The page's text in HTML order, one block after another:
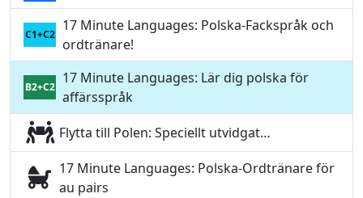
C1+C2
17 Minute Languages: Polska-Fackspråk och
ordtränare!
B2+C2
17 Minute Languages: Lär dig polska för
affärsspråk
Flytta till Polen: Speciellt utvidgat…
17 Minute Languages: Polska-Ordtränare för
au pairs